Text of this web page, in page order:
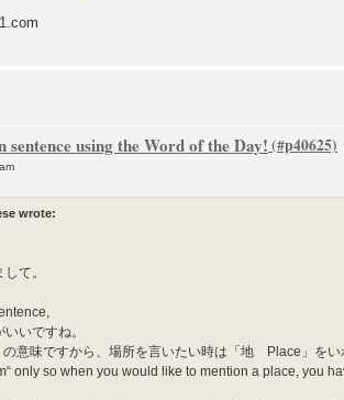
sentence using the Word of the Day!
wrote:
て。
いいですね。
意味ですから、場所を言いたい時は「地 Place」をい
only so when you would like to mention a place, you